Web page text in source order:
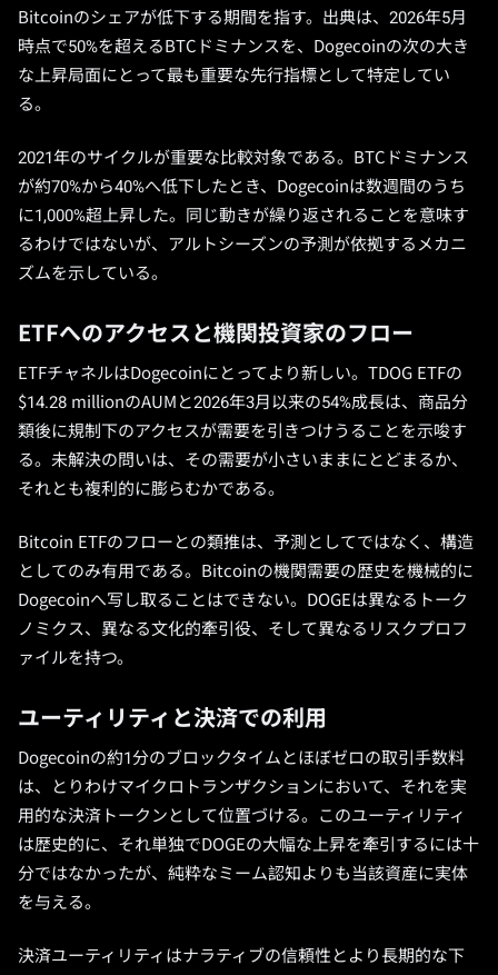
Bitcoinのシェアが低下する期間を指す。出典は、2026年5月
時点で50%を超えるBTCドミナンスを、Dogecoinの次の大き
な上昇局面にとって最も重要な先行指標として特定してい
る。
2021年のサイクルが重要な比較対象である。BTCドミナンス
が約70%から40%へ低下したとき、Dogecoinは数週間のうち
に1,000%超上昇した。同じ動きが繰り返されることを意味す
るわけではないが、アルトシーズンの予測が依拠するメカニ
ズムを示している。
ETFへのアクセスと機関投資家のフロー
ETFチャネルはDogecoinにとってより新しい。TDOG ETFの
$14.28 millionのAUMと2026年3月以来の54%成長は、商品分
類後に規制下のアクセスが需要を引きつけうることを示唆す
る。未解決の問いは、その需要が小さいままにとどまるか、
それとも複利的に膨らむかである。
Bitcoin ETFのフローとの類推は、予測としてではなく、構造
としてのみ有用である。Bitcoinの機関需要の歴史を機械的に
Dogecoinへ写し取ることはできない。DOGEは異なるトーク
ノミクス、異なる文化的牽引役、そして異なるリスクプロフ
ァイルを持つ。
ユーティリティと決済での利用
Dogecoinの約1分のブロックタイムとほぼゼロの取引手数料
は、とりわけマイクロトランザクションにおいて、それを実
用的な決済トークンとして位置づける。このユーティリティ
は歴史的に、それ単独でDOGEの大幅な上昇を牽引するには十
分ではなかったが、純粋なミーム認知よりも当該資産に実体
を与える。
決済ユーティリティはナラティブの信頼性とより長期的な下